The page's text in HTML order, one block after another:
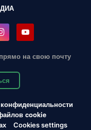
на свою почту
cookie
Cookies settings